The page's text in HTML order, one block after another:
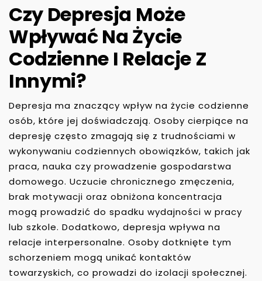
Czy Depresja Może
Wpływać Na Życie
Codzienne I Relacje Z
Innymi?
Depresja ma znaczący wpływ na życie codzienne
osób, które jej doświadczają. Osoby cierpiące na
depresję często zmagają się z trudnościami w
wykonywaniu codziennych obowiązków, takich jak
praca, nauka czy prowadzenie gospodarstwa
domowego. Uczucie chronicznego zmęczenia,
brak motywacji oraz obniżona koncentracja
mogą prowadzić do spadku wydajności w pracy
lub szkole. Dodatkowo, depresja wpływa na
relacje interpersonalne. Osoby dotknięte tym
schorzeniem mogą unikać kontaktów
towarzyskich, co prowadzi do izolacji społecznej.